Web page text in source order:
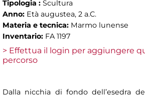
Tipologia : Scultura
Anno: Età augustea, 2 a.C.
Materia e tecnica: Marmo lunense
Inventario: FA 1197
> Effettua il login per aggiungere
percorso
Dalla nicchia di fondo dell’esedra